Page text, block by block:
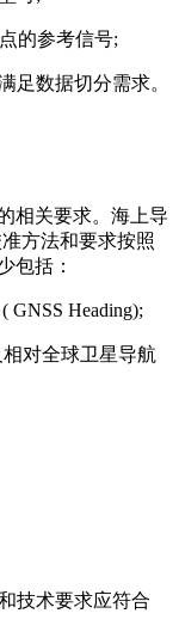
的参考信号;
足数据切分需求。
相关要求。海上导
方法和要求按照
包括：
Heading);
对全球卫星导航
技术要求应符合